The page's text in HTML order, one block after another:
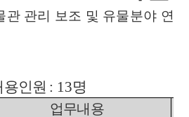
관 관리 보조 및 유물분야 연
용인원 : 13명
업무내용